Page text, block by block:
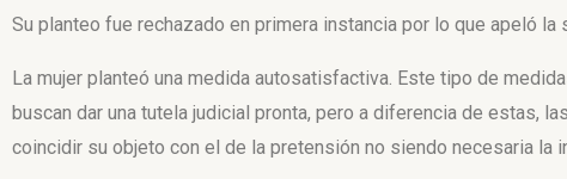
Su planteo fue rechazado en primera instancia por lo que apeló la
La mujer planteó una medida autosatisfactiva. Este tipo de
buscan dar una tutela judicial pronta, pero a diferencia de estas,
coincidir su objeto con el de la pretensión no siendo necesaria la